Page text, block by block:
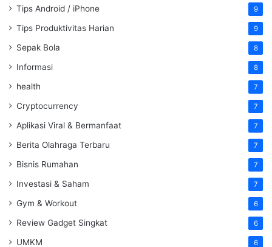
Tips Android / iPhone 9
Tips Produktivitas Harian 9
Sepak Bola 8
Informasi 8
health 7
Cryptocurrency 7
Aplikasi Viral & Bermanfaat 7
Berita Olahraga Terbaru 7
Bisnis Rumahan 7
Investasi & Saham 7
Gym & Workout 6
Review Gadget Singkat 6
UMKM 6